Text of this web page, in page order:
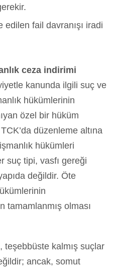
fail davranışı iradi
ceza indirimi
kanunda ilgili suç ve
hükümlerinin
özel bir hüküm
düzenleme altına
hükümleri
suç tipi, vasfı gereği
değildir. Öte
tamamlanmış olması
teşebbüste kalmış suçlar
ancak, somut